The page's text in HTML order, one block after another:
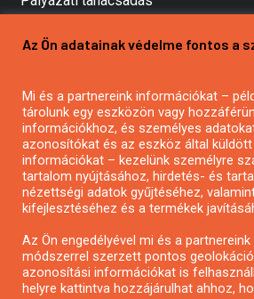
Mezőgazdasági pályázatírás
Pályázatírás civil szervezeteknek
Pályázatírás önkormányzatoknak
Pályázatfigyelés
Specifikus pályázatfigyelés vagy
Pályázatok magánszemélyeknek
Az Ön adatainak védelme fontos a
Mi és a partnereink információkat –
tárolunk egy eszközön vagy
információkhoz, és személyes
azonosítókat és az eszköz által küldött
információkat – kezelünk személyre
tartalom nyújtásához, hirdetés- és
nézettségi adatok gyűjtéséhez,
kifejlesztéséhez és a termékek
Az Ön engedélyével mi és a
módszerrel szerzett pontos
azonosítási információkat is
helyre kattintva hozzájárulhat ahhoz,